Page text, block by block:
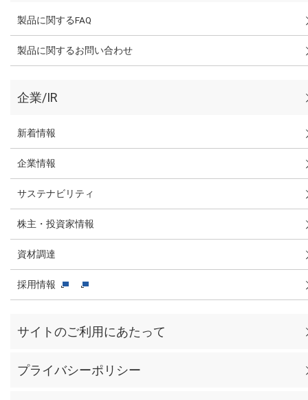
製品に関するFAQ
製品に関するお問い合わせ
企業/IR
新着情報
企業情報
サステナビリティ
株主・投資家情報
資材調達
採用情報
サイトのご利用にあたって
プライバシーポリシー